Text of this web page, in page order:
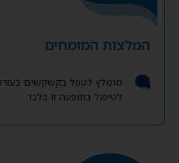
המלצות המומחים
מומלץ לטפל בקשקשים
לטיפול בתופעה זו בלבד